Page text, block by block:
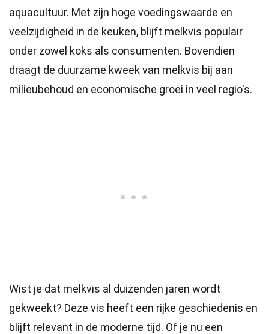
aquacultuur. Met zijn hoge voedingswaarde en
veelzijdigheid in de keuken, blijft melkvis populair
onder zowel koks als consumenten. Bovendien
draagt de duurzame kweek van melkvis bij aan
milieubehoud en economische groei in veel regio's.
Wist je dat melkvis al duizenden jaren wordt
gekweekt? Deze vis heeft een rijke geschiedenis en
blijft relevant in de moderne tijd. Of je nu een